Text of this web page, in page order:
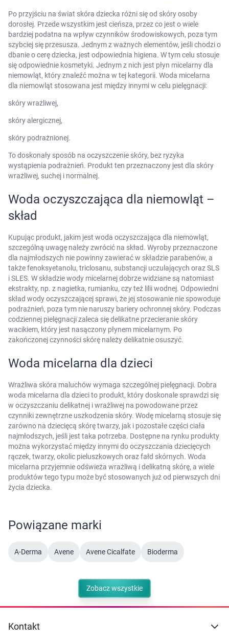
Korzystamy z plików cookies w celu
dostosowania zawartości serwisu do Twoich
naszejpolityce prywatności
warunki przechowywania lub dostępu do
"Ustawienia" lub możesz zaakceptować
ustawienia wszystkich cookies klikając
Ustawienia
Po przyjściu na świat skóra dziecka różni się od skóry osoby
dorosłej. Przede wszystkim jest cieńsza, przez co jest o wiele
bardziej podatna na wpływ czynników środowiskowych, poza tym
szybciej się przesusza. Jednym z ważnych elementów, jeśli chodzi o
dbanie o cerę dziecka, jest odpowiednia higiena. W tym celu stosuje
się odpowiednie kosmetyki. Jednym z nich jest płyn micelarny dla
niemowląt, który znaleźć można w tej kategorii. Woda micelarna
dla niemowląt stosowana jest między innymi w celu pielęgnacji:
skóry wrażliwej,
skóry alergicznej,
skóry podrażnionej.
To doskonały sposób na oczyszczenie skóry, bez ryzyka
wystąpienia podrażnień. Produkt ten przeznaczony jest dla skóry
wrażliwej, suchej i normalnej.
Woda oczyszczająca dla niemowląt –
skład
Kupując produkt, jakim jest woda oczyszczająca dla niemowląt,
szczególną uwagę należy zwrócić na skład. Wyroby przeznaczone
dla najmłodszych nie powinny zawierać w składzie parabenów, a
także fenoksyetanolu, triclosanu, substancji uczulających oraz SLS
i SLES. W składzie wody micelarnej dobrze widziane są natomiast
ekstrakty, np. z nagietka, rumianku, czy też lilii wodnej. Odpowiedni
skład wody oczyszczającej sprawi, że jej stosowanie nie spowoduje
podrażnień, poza tym nie naruszy bariery ochronnej skóry. Podczas
codziennej pielęgnacji zaleca się delikatne przecieranie skóry
wacikiem, który jest nasączony płynem micelarnym. Po
zakończonej czynności skórę należy delikatnie osuszyć.
Woda micelarna dla dzieci
Wrażliwa skóra maluchów wymaga szczególnej pielęgnacji. Dobra
woda micelarna dla dzieci to produkt, który doskonale sprawdzi się
w oczyszczaniu delikatnej i wrażliwej na powodowane przez
czynniki zewnętrzne uszkodzenia skóry. Wodę micelarną stosuje się
zarówno na dziecięcą skórę twarzy, jak i pozostałe części ciała
najmłodszych, jeśli jest taka potrzeba. Dostępne na rynku produkty
można wykorzystać między innymi do oczyszczania dziecięcych
rączek, twarzy, okolic pieluszkowych oraz fałd skórnych. Woda
micelarna przyjemnie odświeża wrażliwą i delikatną skórę, a wiele
produktów tego typu może być stosowanych już od pierwszych dni
życia dziecka.
Powiązane marki
A-Derma Avene Avene Cicalfate Bioderma
Zobacz wszystkie
Kontakt